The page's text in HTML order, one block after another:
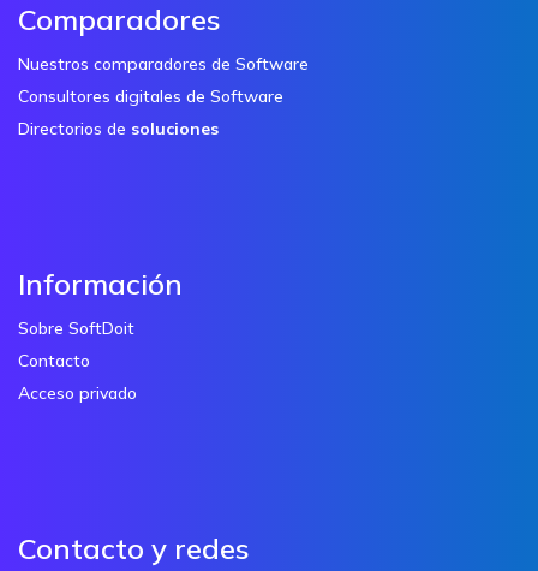
Comparadores
Nuestros comparadores de Software
Consultores digitales de Software
Directorios de soluciones
Información
Sobre SoftDoit
Contacto
Acceso privado
Contacto y redes